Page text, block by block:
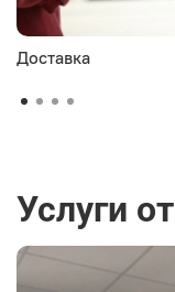
Доставка
Услуги